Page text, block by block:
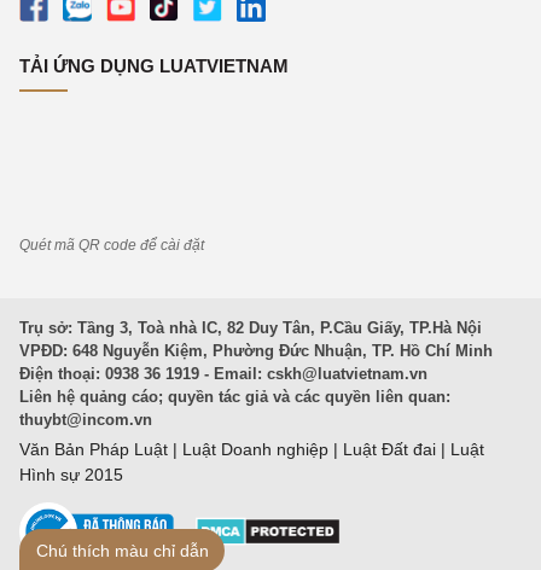
TẢI ỨNG DỤNG LUATVIETNAM
Quét mã QR code để cài đặt
Trụ sở: Tầng 3, Toà nhà IC, 82 Duy Tân, P.Cầu Giấy, TP.Hà Nội
VPĐD: 648 Nguyễn Kiệm, Phường Đức Nhuận, TP. Hồ Chí Minh
Điện thoại: 0938 36 1919 - Email: cskh@luatvietnam.vn
Liên hệ quảng cáo; quyền tác giả và các quyền liên quan:
thuybt@incom.vn
Văn Bản Pháp Luật | Luật Doanh nghiệp | Luật Đất đai | Luật
Hình sự 2015
Chú thích màu chỉ dẫn